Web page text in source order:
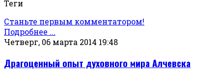
Теги
Станьте первым комментатором!
Подробнее ...
Четверг, 06 марта 2014 19:48
Драгоценный опыт духовного мира Алчевска